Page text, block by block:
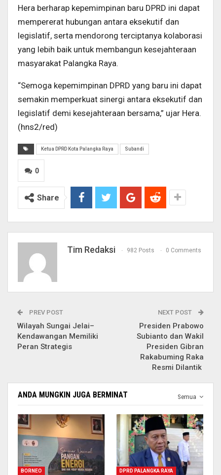
Hera berharap kepemimpinan baru DPRD ini dapat
mempererat hubungan antara eksekutif dan
legislatif, serta mendorong terciptanya kolaborasi
yang lebih baik untuk membangun kesejahteraan
masyarakat Palangka Raya.
“Semoga kepemimpinan DPRD yang baru ini dapat
semakin memperkuat sinergi antara eksekutif dan
legislatif demi kesejahteraan bersama,” ujar Hera.
(hns2/red)
Ketua DPRD Kota Palangka Raya Subandi
0
Share
Tim Redaksi 982 Posts 0 Comments
PREV POST
Wilayah Sungai Jelai–
Kendawangan Memiliki
Peran Strategis
NEXT POST
Presiden Prabowo
Subianto dan Wakil
Presiden Gibran
Rakabuming Raka
Resmi Dilantik
Semua
ANDA MUNGKIN JUGA BERMINAT
BORNEO DPRD PALANGKA RAYA